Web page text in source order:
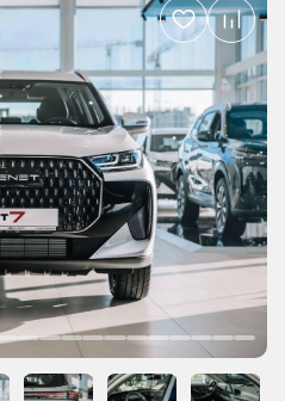
Добавить
в
избранное